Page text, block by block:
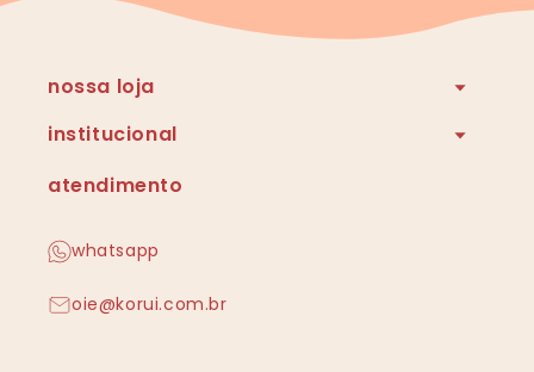
nossa loja
institucional
atendimento
whatsapp
oie@korui.com.br